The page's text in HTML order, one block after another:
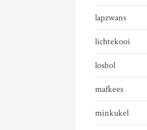
lapzwans
lichtekooi
losbol
mafkees
minkukel